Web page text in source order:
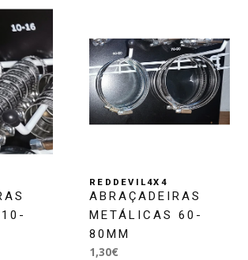
REDDEVIL4X4
ABRAÇADEIRAS
METÁLICAS 60-
80MM
1,30€